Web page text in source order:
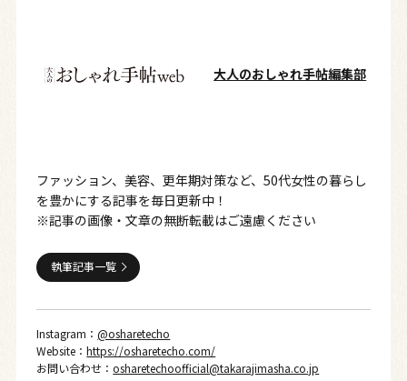
大人のおしゃれ手帖編集部
ファッション、美容、更年期対策など、50代女性の暮らし
を豊かにする記事を毎日更新中！
※記事の画像・文章の無断転載はご遠慮ください
執筆記事一覧
Instagram：@osharetecho
Website：https://osharetecho.com/
お問い合わせ：osharetechoofficial@takarajimasha.co.jp